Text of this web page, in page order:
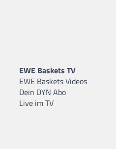
EWE Baskets TV
EWE Baskets Videos
Dein DYN Abo
Live im TV